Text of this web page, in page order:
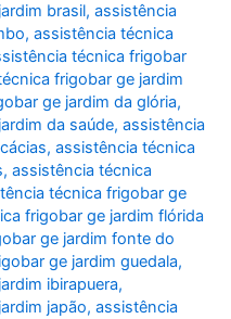
brasil,assistência
,assistência técnica
técnica frigobar
frigobar ge jardim
ge jardim da glória,
da saúde,assistência
,assistência técnica
,assistência técnica
técnica frigobar ge
frigobar ge jardim flórida
ge jardim fonte do
ge jardim guedala,
ibirapuera,
japão,assistência